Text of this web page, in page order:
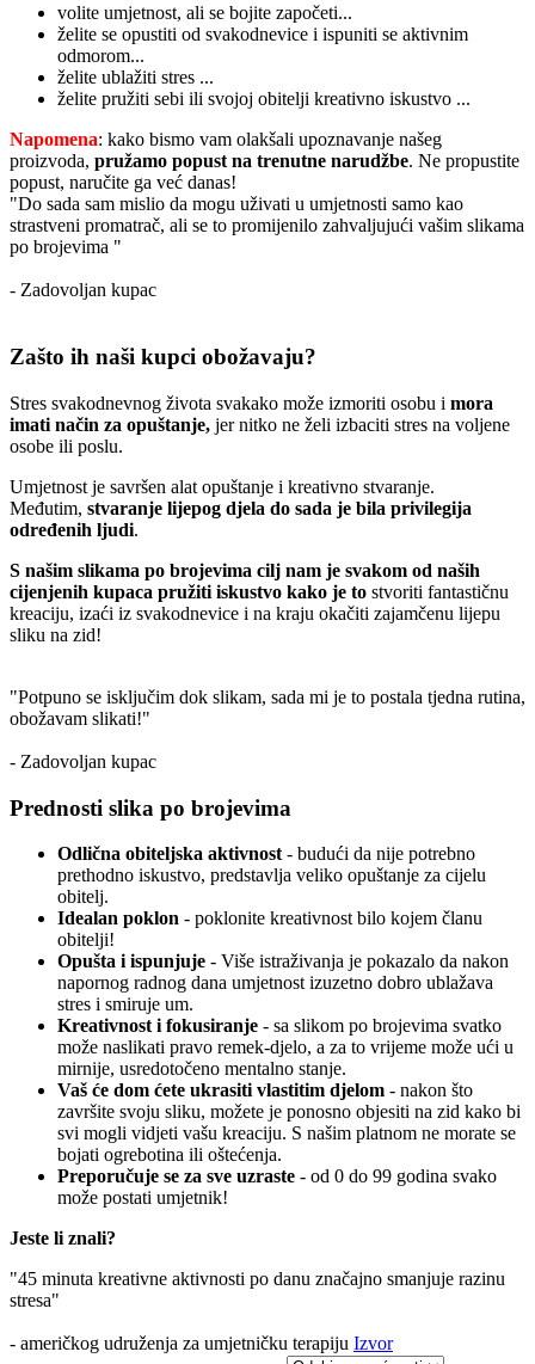
volite umjetnost, ali se bojite započeti...
želite se opustiti od svakodnevice i ispuniti se aktivnim
odmorom...
želite ublažiti stres ...
želite pružiti sebi ili svojoj obitelji kreativno iskustvo ...
Napomena: kako bismo vam olakšali upoznavanje našeg
proizvoda, pružamo popust na trenutne narudžbe. Ne propustite
popust, naručite ga već danas!
"Do sada sam mislio da mogu uživati u umjetnosti samo kao
strastveni promatrač, ali se to promijenilo zahvaljujući vašim slikama
po brojevima "
- Zadovoljan kupac
Zašto ih naši kupci obožavaju?
Stres svakodnevnog života svakako može izmoriti osobu i mora
imati način za opuštanje, jer nitko ne želi izbaciti stres na voljene
osobe ili poslu.
Umjetnost je savršen alat opuštanje i kreativno stvaranje.
Međutim, stvaranje lijepog djela do sada je bila privilegija
određenih ljudi.
S našim slikama po brojevima cilj nam je svakom od naših
cijenjenih kupaca pružiti iskustvo kako je to stvoriti fantastičnu
kreaciju, izaći iz svakodnevice i na kraju okačiti zajamčenu lijepu
sliku na zid!
"Potpuno se isključim dok slikam, sada mi je to postala tjedna rutina,
obožavam slikati!"
- Zadovoljan kupac
Prednosti slika po brojevima
Odlična obiteljska aktivnost- budući da nije potrebno
prethodno iskustvo, predstavlja veliko opuštanje za cijelu
obitelj.
Idealan poklon - poklonite kreativnost bilo kojem članu
obitelji!
Opušta i ispunjuje - Više istraživanja je pokazalo da nakon
napornog radnog dana umjetnost izuzetno dobro ublažava
stres i smiruje um.
Kreativnost i fokusiranje - sa slikom po brojevima svatko
može naslikati pravo remek-djelo, a za to vrijeme može ući u
mirnije, usredotočeno mentalno stanje.
Vaš će dom ćete ukrasiti vlastitim djelom - nakon što
završite svoju sliku, možete je ponosno objesiti na zid kako bi
svi mogli vidjeti vašu kreaciju. S našim platnom ne morate se
bojati ogrebotina ili oštećenja.
Preporučuje se za sve uzraste - od 0 do 99 godina svako
može postati umjetnik!
Jeste li znali?
"45 minuta kreativne aktivnosti po danu značajno smanjuje razinu
stresa"
- američkog udruženja za umjetničku terapiju Izvor